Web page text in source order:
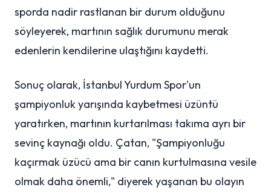
sporda nadir rastlanan bir durum olduğunu
söyleyerek, martının sağlık durumunu merak
edenlerin kendilerine ulaştığını kaydetti.
Sonuç olarak, İstanbul Yurdum Spor'un
şampiyonluk yarışında kaybetmesi üzüntü
yaratırken, martının kurtarılması takıma ayrı bir
sevinç kaynağı oldu. Çatan, "Şampiyonluğu
kaçırmak üzücü ama bir canın kurtulmasına vesile
olmak daha önemli," diyerek yaşanan bu olayın